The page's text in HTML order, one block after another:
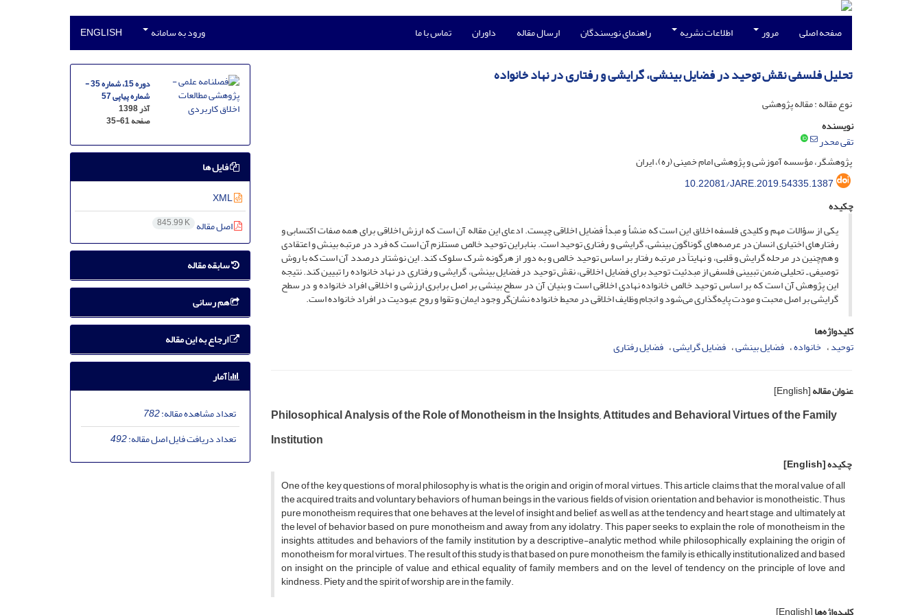
صفحه اصلی مرور اطلاعات نشریه راهنمای نویسندگان ارسال مقاله داوران تماس با ما ورود به سامانه ENGLISH
تحلیل فلسفی نقش توحید در فضایل بینشی، گرایشی و رفتاری در نهاد خانواده
نوع مقاله : مقاله پژوهشی
نویسنده
تقی محدر
پژوهشگر، مؤسسه آموزشی و پژوهشی امام خمینی (ره)، ایران
10.22081/JARE.2019.54335.1387
چکیده
یکی از سؤالات مهم و کلیدی فلسفه اخلاق این است که منشأ و مبدأ فضایل اخلاقی چیست. ادعای این مقاله آن است که ارزش اخلاقی برای همه صفات اکتسابی و
رفتارهای اختیاری انسان در عرصه‌های گوناگون بینشی، گرایشی و رفتاری توحید است. بنابراین توحید خالص مستلزم آن است که فرد در مرتبه بینش و اعتقادی
و هم‌چنین در مرحله گرایش و قلبی، و نهایتاً در مرتبه رفتار بر اساس توحید خالص و به دور از هرگونه شرک سلوک کند. این نوشتار درصدد آن است که با روش
توصیفی ـ تحلیلی ضمن تبیینی فلسفی از مبدئیت توحید برای فضایل اخلاقی، نقش توحید در فضایل بینشی، گرایشی و رفتاری در نهاد خانواده را تبیین کند. نتیجه
این پژوهش آن است که بر اساس توحید خالص خانواده نهادی اخلاقی است و بنیان آن در سطح بینشی بر اصل برابری ارزشی و اخلاقی افراد خانواده و در سطح
گرایشی بر اصل محبت و مودت پایه‌گذاری می‌شود و انجام وظایف اخلاقی در محیط خانواده نشان‌گر وجود ایمان و تقوا و روح عبودیت در افراد خانواده است.
کلیدواژه‌ها
توحید خانواده فضایل بینشی فضایل گرایشی فضایل رفتاری
عنوان مقاله[English]
Philosophical Analysis of the Role of Monotheism in the Insights, Attitudes and Behavioral Virtues of the Family
Institution
چکیده[English]
One of the key questions of moral philosophy is what is the origin and origin of moral virtues. This article claims that the moral value of all
the acquired traits and voluntary behaviors of human beings in the various fields of vision, orientation and behavior is monotheistic. Thus
pure monotheism requires that one behaves at the level of insight and belief, as well as at the tendency and heart stage, and ultimately at
the level of behavior based on pure monotheism and away from any idolatry. This paper seeks to explain the role of monotheism in the
insights, attitudes, and behaviors of the family institution by a descriptive-analytic method, while philosophically explaining the origin of
monotheism for moral virtues. The result of this study is that based on pure monotheism, the family is ethically institutionalized and based
on insight on the principle of value and ethical equality of family members and on the level of tendency on the principle of love and
kindness. Piety and the spirit of worship are in the family.
دوره 15، شماره 35 -
شماره پیاپی 57
آذر 1398
صفحه35-61
فایل ها
XML
اصل مقاله 845.99 K
سابقه مقاله
هم رسانی
ارجاع به این مقاله
آمار
تعداد مشاهده مقاله:782
تعداد دریافت فایل اصل مقاله:492